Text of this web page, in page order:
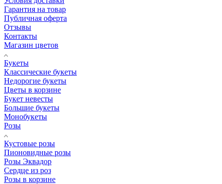
Гарантия на товар
Публичная оферта
Отзывы
Контакты
Магазин цветов
Букеты
Классические букеты
Недорогие букеты
Цветы в корзине
Букет невесты
Большие букеты
Монобукеты
Розы
Кустовые розы
Пионовидные розы
Розы Эквадор
Сердце из роз
Розы в корзине